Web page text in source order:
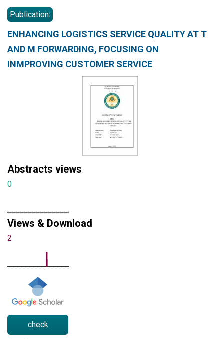
Publication:
ENHANCING LOGISTICS SERVICE QUALITY AT T
AND M FORWARDING, FOCUSING ON
INMPROVING CUSTOMER SERVICE
Abstracts views
0
Views & Download
2
check